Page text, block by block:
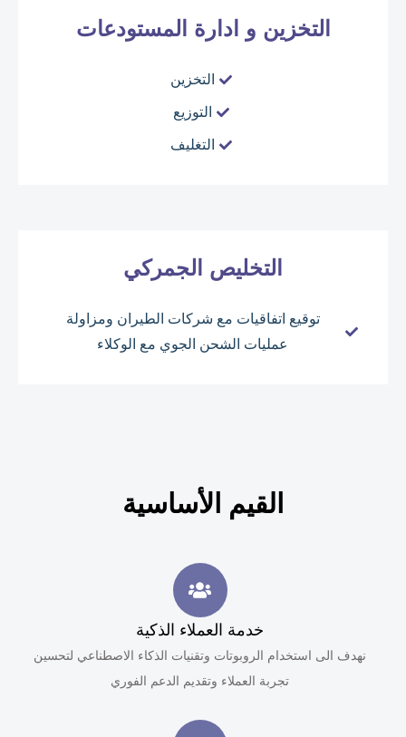
التخزين و ادارة المستودعات
التخزين
التوزيع
التغليف
التخليص الجمركي
توقيع اتفاقيات مع شركات الطيران ومزاولة
عمليات الشحن الجوي مع الوكلاء
القيم الأساسية
خدمة العملاء الذكية
نهدف الى استخدام الروبوتات وتقنيات الذكاء الاصطناعي لتحسين
تجربة العملاء وتقديم الدعم الفوري